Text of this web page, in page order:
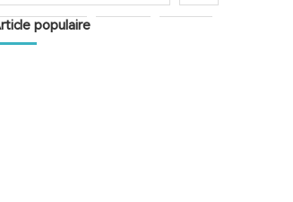
DIY BOUTIQUE
populaire